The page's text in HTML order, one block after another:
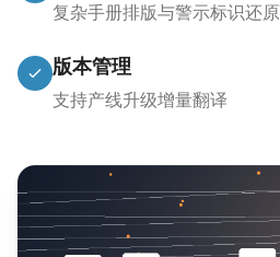
复杂手册排版与警示标识还原
版本管理
支持产线升级增量翻译